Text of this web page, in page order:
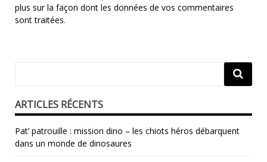
plus sur la façon dont les données de vos commentaires
sont traitées.
ARTICLES RÉCENTS
Pat’ patrouille : mission dino – les chiots héros débarquent
dans un monde de dinosaures